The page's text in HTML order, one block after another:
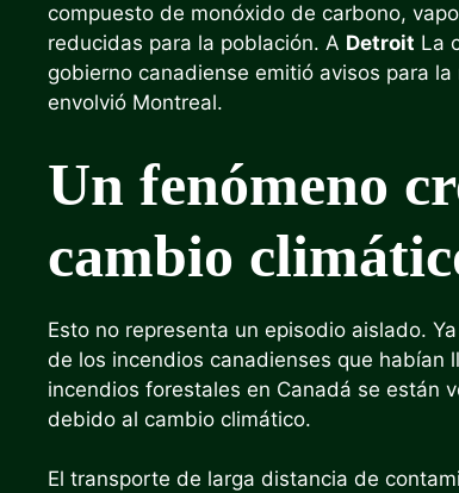
compuesto de monóxido de carbono,
reducidas para la población. A Detroit La
gobierno canadiense emitió avisos para
envolvió Montreal.
Un fenómeno
cambio
Esto no representa un episodio aislado.
de los incendios canadienses que habían
incendios forestales en Canadá se están
debido al cambio climático.
El transporte de larga distancia de